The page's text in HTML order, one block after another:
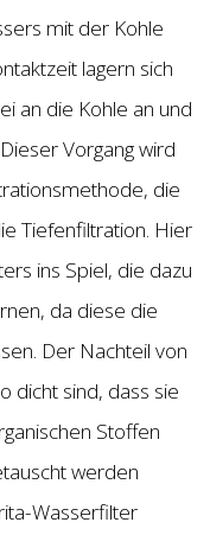
mit der Kohle
lagern sich
an die Kohle an und
Vorgang wird
die
Tiefenfiltration. Hier
ins Spiel, die dazu
da diese die
Der Nachteil von
dicht sind, dass sie
Stoffen
werden
Wasserfilter